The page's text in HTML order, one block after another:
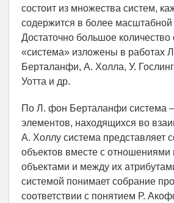
состоит из множества систем,
содержится в более масштабной
Достаточно большое количество
«система» изложены в работах
Берталанфи, А. Холла, У.
Уотта и др.
По Л. фон Берталанфи система
элементов, находящихся во
А. Холлу система представляет
объектов вместе с
объектами и между их
системой понимает собрание
соответствии с понятием Р.